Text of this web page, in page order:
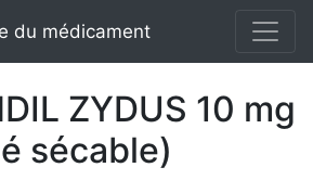
du médicament
ZYDUS 10 mg
sécable)